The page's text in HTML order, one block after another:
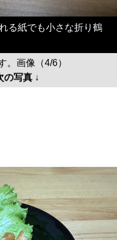
る紙でも小さな折り鶴
。画像（4/6）
の写真 ↓